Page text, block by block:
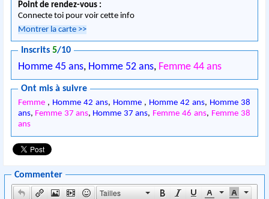
Point de rendez-vous :
Connecte toi pour voir cette info
Montrer la carte >>
Inscrits5/10
Homme 45 ans, Homme 52 ans, Femme 44 ans
Ont mis à suivre
Femme , Homme 42 ans, Homme , Homme 42 ans, Homme 38
ans, Femme 37 ans, Homme 37 ans, Femme 46 ans, Femme 38
ans
Commenter
Tailles